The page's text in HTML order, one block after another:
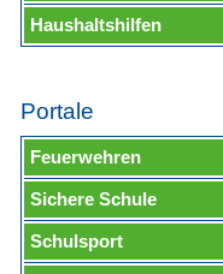
Haushaltshilfen
Portale
Feuerwehren
Sichere Schule
Schulsport